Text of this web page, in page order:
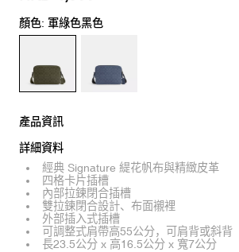
顏色: 軍綠色黑色
產品資訊
詳細資料
經典 Signature 緹花帆布與精緻皮革
四格卡片插槽
內部拉鍊閉合插槽
雙拉鍊閉合設計、布面襯裡
外部插入式插槽
可調整式肩帶高55公分，可肩背或斜背
長23.5公分 x 高16.5公分 x 寬7公分